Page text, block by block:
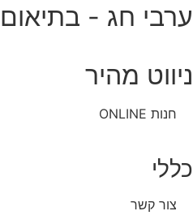
ערבי חג -
ניווט מהיר
חנות ONLINE
כללי
צור קשר